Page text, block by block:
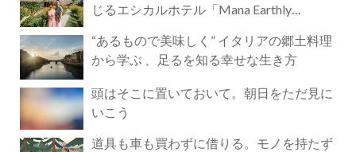
じるエシカルホテル「Mana Earthly
“あるもので美味しく” イタリアの郷土料理
から学ぶ 、足るを知る幸せな生き方
頭はそこに置いておいて。朝日をただ見に
いこう
道具も車も買わずに借りる。モノを持たず